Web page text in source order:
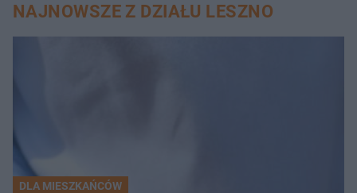
NAJNOWSZE Z DZIAŁU LESZNO
DLA MIESZKAŃCÓW